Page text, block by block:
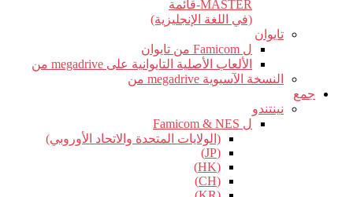
MASTER-قائمة
(في اللغة الإنجليزية)
تايوان
ل Famicom من تايوان
الألعاب الأصلية التايوانية على megadrive من
النسخة الآسيوية megadrive من
جمع
نينتندو
ل Famicom & NES
(الولايات المتحدة والاتحاد الأوروبي)
(JP)
(HK)
(CH)